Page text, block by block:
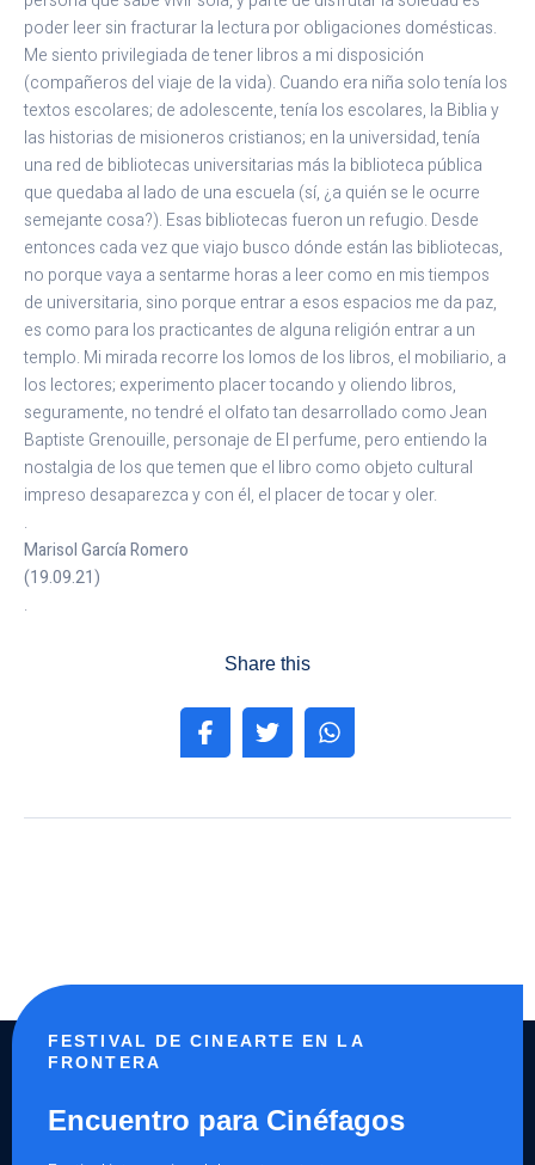
poder leer sin fracturar la lectura por obligaciones domésticas.
Me siento privilegiada de tener libros a mi disposición
(compañeros del viaje de la vida). Cuando era niña solo tenía los
textos escolares; de adolescente, tenía los escolares, la Biblia y
las historias de misioneros cristianos; en la universidad, tenía
una red de bibliotecas universitarias más la biblioteca pública
que quedaba al lado de una escuela (sí, ¿a quién se le ocurre
semejante cosa?). Esas bibliotecas fueron un refugio. Desde
entonces cada vez que viajo busco dónde están las bibliotecas,
no porque vaya a sentarme horas a leer como en mis tiempos
de universitaria, sino porque entrar a esos espacios me da paz,
es como para los practicantes de alguna religión entrar a un
templo. Mi mirada recorre los lomos de los libros, el mobiliario, a
los lectores; experimento placer tocando y oliendo libros,
seguramente, no tendré el olfato tan desarrollado como Jean
Baptiste Grenouille, personaje de El perfume, pero entiendo la
nostalgia de los que temen que el libro como objeto cultural
impreso desaparezca y con él, el placer de tocar y oler.
.
Marisol García Romero
(19.09.21)
.
Share this
FESTIVAL DE CINEARTE EN LA
FRONTERA
Encuentro para Cinéfagos